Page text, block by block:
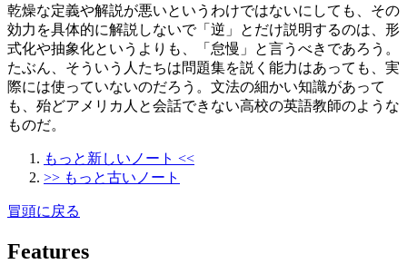
乾燥な定義や解説が悪いというわけではないにしても、その
効力を具体的に解説しないで「逆」とだけ説明するのは、形
式化や抽象化というよりも、「怠慢」と言うべきであろう。
たぶん、そういう人たちは問題集を説く能力はあっても、実
際には使っていないのだろう。文法の細かい知識があって
も、殆どアメリカ人と会話できない高校の英語教師のような
ものだ。
もっと新しいノート <<
>> もっと古いノート
冒頭に戻る
Features